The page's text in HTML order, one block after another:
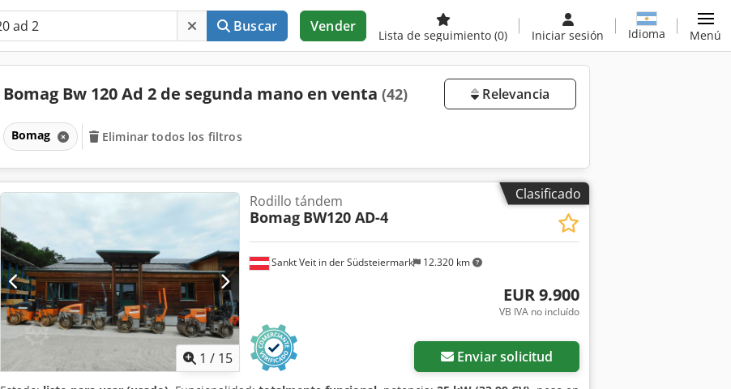
Buscar Vender
Lista de seguimiento (0) Iniciar sesión Idioma Menú
Bomag Bw 120 Ad 2 de segunda mano en venta (42) Relevancia
Bomag Eliminar todos los filtros
Clasificado
1 / 15
Sankt Veit in der Südsteiermark 12.320 km
Rodillo tándem
Bomag BW120 AD-4
EUR 9.900
VB IVA no incluído
Enviar solicitud